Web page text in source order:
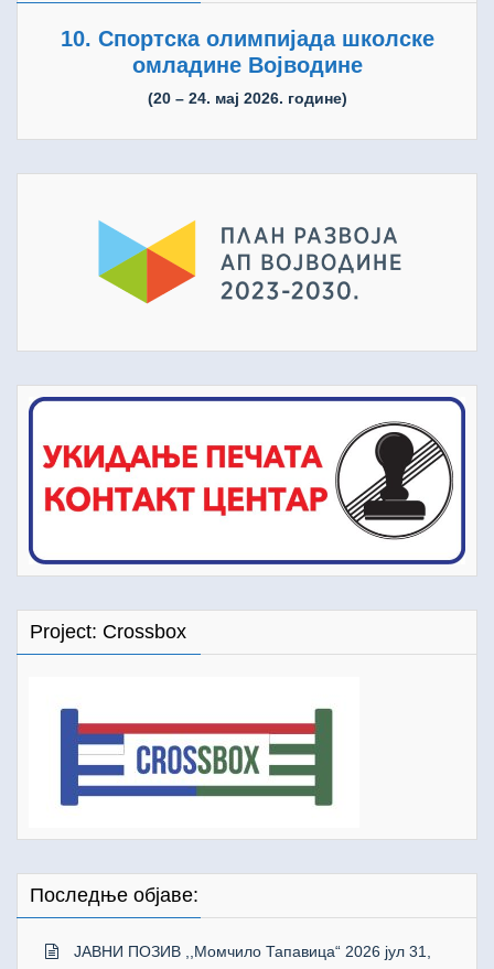
10. Спортска олимпијада школске
омладине Војводине
(20 – 24. мај 2026. године)
Project: Crossbox
Последње објаве:
ЈАВНИ ПОЗИВ ,,Момчило Тапавица“ 2026 јул 31,